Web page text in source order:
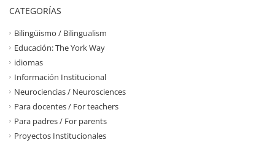
CATEGORÍAS
Bilingüismo / Bilingualism
Educación: The York Way
idiomas
Información Institucional
Neurociencias / Neurosciences
Para docentes / For teachers
Para padres / For parents
Proyectos Institucionales